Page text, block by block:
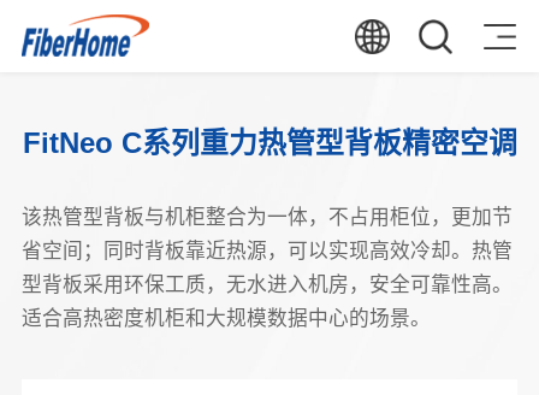
FitNeo C系列重力热管型背板精密空调
该热管型背板与机柜整合为一体，不占用柜位，更加节
省空间；同时背板靠近热源，可以实现高效冷却。热管
型背板采用环保工质，无水进入机房，安全可靠性高。
适合高热密度机柜和大规模数据中心的场景。